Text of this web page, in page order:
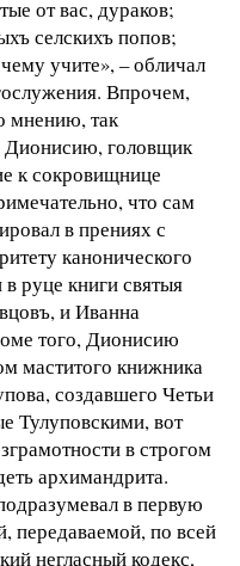
от вас, дураков;
селскихъ попов;
учите», – обличал
Впрочем,
мнению, так
Дионисию, головщик
к сокровищнице
что сам
в прениях с
канонического
руце книги святыя
и Иванна
того, Дионисию
маститого книжника
создавшего Четьи
Тулуповскими, вот
в строгом
архимандрита.
в первую
передаваемой, по всей
негласный кодекс,